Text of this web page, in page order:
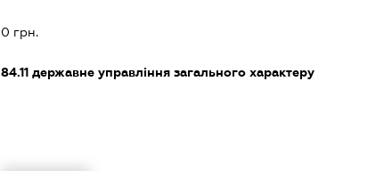
0 грн.
84.11державне управління загального характеру